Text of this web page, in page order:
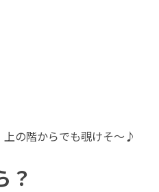
上の階からでも覗けそ〜♪
？